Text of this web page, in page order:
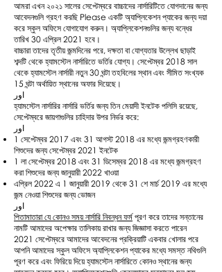
আমরা এখন ২০২১ সালের সেপ্টেম্বরে বাচ্চাদের নার্সারিটিতে যোগদানের জন্য
আবেদনগুলি গ্রহণ করছি Please একটি অ্যাপ্লিকেশন প্যাকের জন্য দয়া
করে স্কুল অফিসে যোগাযোগ করুন। অ্যাপ্লিকেশনগুলির জন্য বন্ধের
তারিখ 30 এপ্রিল 2021 হবে।
বাচ্চারা তাদের তৃতীয় জন্মদিনের পরে, দক্ষতা বা যোগ্যতার উল্লেখ ছাড়াই
শব্দটি থেকে হ্যামস্টেল নার্সারিতে ভর্তির যোগ্য। সেপ্টেম্বর 2018 সাল
থেকে হ্যামস্টেল নার্সারী নতুন 30 ঘন্টা তহবিলের স্থান এবং সীমিত সংখ্যক
15 ঘন্টা অর্থায়িত স্থানের অফার দিয়েছে।
اور
হ্যামস্টেল নার্সারির নার্সারি ভর্তির জন্য তিন মেয়াদী ইনটেক পলিসি রয়েছে,
সেপ্টেম্বরে জায়গাগুলির চাহিদার উপর নির্ভর করে:
اور
1 সেপ্টেম্বর 2017 এবং 31 আগস্ট 2018 এর মধ্যে জন্মগ্রহণকারী
শিশুদের জন্য সেপ্টেম্বর 2021 ইনটেক
1 লা সেপ্টেম্বর 2018 এবং 31 ডিসেম্বর 2018 এর মধ্যে জন্মগ্রহণ
করা শিশুদের জন্য জানুয়ারী 2022 খাওয়া
এপ্রিল 2022 এ 1 জানুয়ারী 2019 থেকে 31 শে মার্চ 2019 এর মধ্যে
জন্ম নেওয়া শিশুদের জন্য ভোজন
اور
পিতামাতারা যে কোনও সময় নার্সারি নিবন্ধন ফর্মপূরণ করে তাদের সন্তানের
নামটি আমাদের অপেক্ষার তালিকায় রাখার জন্য জিজ্ঞাসা করতে পারেন
2021 সেপ্টেম্বরে আমাদের আবেদনের প্রক্রিয়াটি একবার খোলার পরে
আপনি আমাদের স্কুল অফিসে অ্যাপ্লিকেশন প্যাকের মধ্যে সমস্ত নথিগুলি
পূরণ করে এবং ফিরিয়ে দিয়ে হ্যামস্টেল নার্সারিতে কোনও স্থানের জন্য